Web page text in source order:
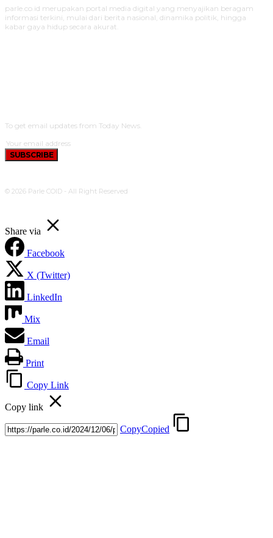
parle.co.id merupakan portal media digital yang menyajikan beragam
informasi terkini, mulai dari berita nasional, dinamika politik, hingga
kabar gaya hidup secara akurat.
To get email updates from Today News.
SUBSCRIBE
© 2026 Parle COID - All Right Reserved
Share via
Facebook
X (Twitter)
LinkedIn
Mix
Email
Print
Copy Link
Copy link
CopyCopied